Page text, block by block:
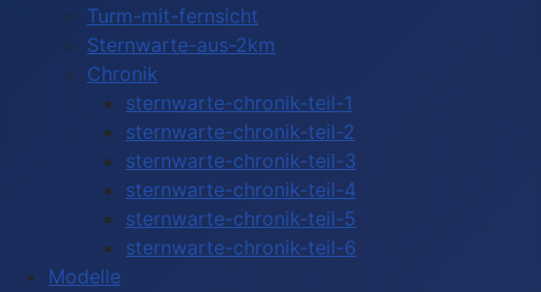
Turm-mit-fernsicht
Sternwarte-aus-2km
Chronik
sternwarte-chronik-teil-1
sternwarte-chronik-teil-2
sternwarte-chronik-teil-3
sternwarte-chronik-teil-4
sternwarte-chronik-teil-5
sternwarte-chronik-teil-6
Modelle